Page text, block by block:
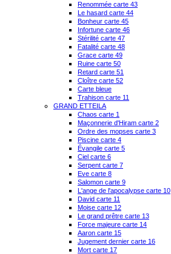
Renommée carte 43
Le hasard carte 44
Bonheur carte 45
Infortune carte 46
Stérilité carte 47
Fatalité carte 48
Grace carte 49
Ruine carte 50
Retard carte 51
Cloître carte 52
Carte bleue
Trahison carte 11
GRAND ETTEILA
Chaos carte 1
Maçonnerie d'Hiram carte 2
Ordre des mopses carte 3
Piscine carte 4
Évangile carte 5
Ciel carte 6
Serpent carte 7
Eve carte 8
Salomon carte 9
L'ange de l'apocalypse carte 10
David carte 11
Moise carte 12
Le grand prêtre carte 13
Force majeure carte 14
Aaron carte 15
Jugement dernier carte 16
Mort carte 17